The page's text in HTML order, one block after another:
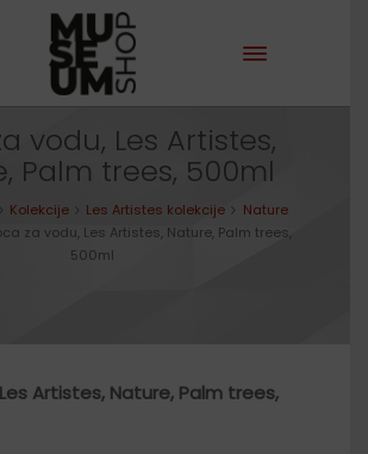
vodu, Les Artistes,
Palm trees, 500ml
Kolekcije Les Artistes kolekcije
Nature
za vodu, Les Artistes, Nature, Palm trees,
500ml
Artistes, Nature, Palm trees,